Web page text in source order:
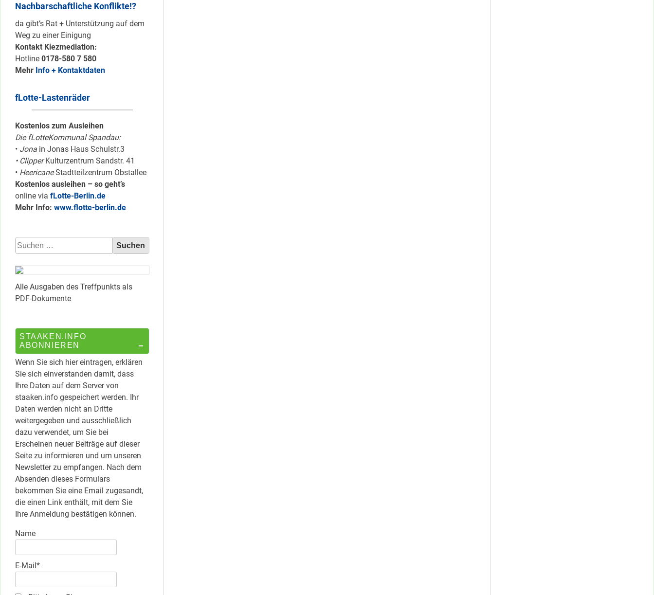
Nachbarschaftliche Konflikte!?
da gibt’s Rat + Unterstützung auf dem
Weg zu einer Einigung
Kontakt Kiezmediation:
Hotline 0178-580 7 580
Mehr Info + Kontaktdaten
fLotte-Lastenräder
Kostenlos zum Ausleihen
Die fLotteKommunal Spandau:
• Jona in Jonas Haus Schulstr.3
• ClipperKulturzentrum Sandstr. 41
• HeericaneStadtteilzentrum Obstallee
Kostenlos ausleihen – so geht’s
online via fLotte-Berlin.de
Mehr Info: www.flotte-berlin.de
Suchen
nach:
Alle Ausgaben des Treffpunkts als
PDF-Dokumente
STAAKEN.INFO
ABONNIEREN
Wenn Sie sich hier eintragen, erklären
Sie sich einverstanden damit, dass
Ihre Daten auf dem Server von
staaken.info gespeichert werden. Ihr
Daten werden nicht an Dritte
weitergegeben und ausschließlich
dazu verwendet, um Sie bei
Erscheinen neuer Beiträge auf dieser
Seite zu informieren und um unseren
Newsletter zu empfangen. Nach dem
Absenden dieses Formulars
bekommen Sie eine Email zugesandt,
die einen Link enthält, mit dem Sie
Ihre Anmeldung bestätigen können.
Name
E-Mail*